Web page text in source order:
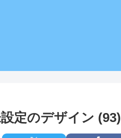
定のデザイン (93)